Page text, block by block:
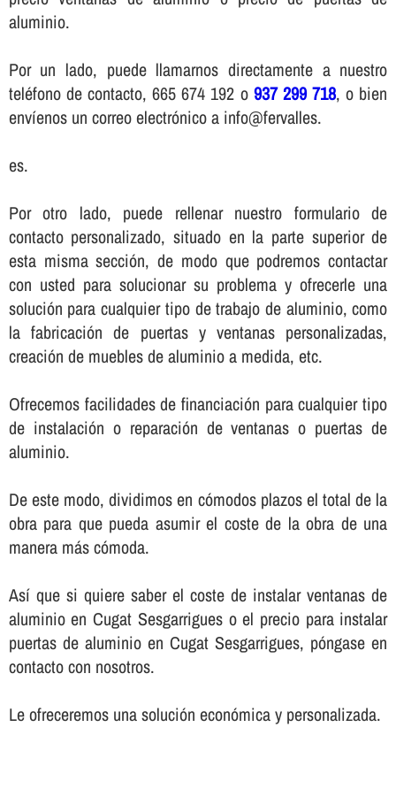
aluminio.
Por un lado, puede llamarnos directamente a nuestro
teléfono de contacto, 665 674 192 o 937 299 718, o bien
enví­enos un correo electrónico a info@fervalles.
es.
Por otro lado, puede rellenar nuestro formulario de
contacto personalizado, situado en la parte superior de
esta misma sección, de modo que podremos contactar
con usted para solucionar su problema y ofrecerle una
solución para cualquier tipo de trabajo de aluminio, como
la fabricación de puertas y ventanas personalizadas,
creación de muebles de aluminio a medida, etc.
Ofrecemos facilidades de financiación para cualquier tipo
de instalación o reparación de ventanas o puertas de
aluminio.
De este modo, dividimos en cómodos plazos el total de la
obra para que pueda asumir el coste de la obra de una
manera más cómoda.
Así­ que si quiere saber el coste de instalar ventanas de
aluminio en Cugat Sesgarrigues o el precio para instalar
puertas de aluminio en Cugat Sesgarrigues, póngase en
contacto con nosotros.
Le ofreceremos una solución económica y personalizada.